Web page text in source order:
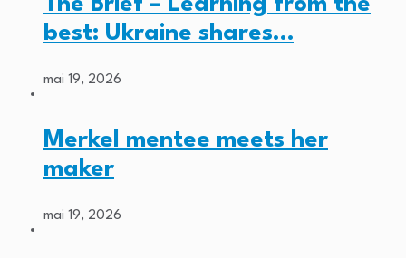
best: Ukraine shares…
mai 19, 2026
Merkel mentee meets her
maker
mai 19, 2026